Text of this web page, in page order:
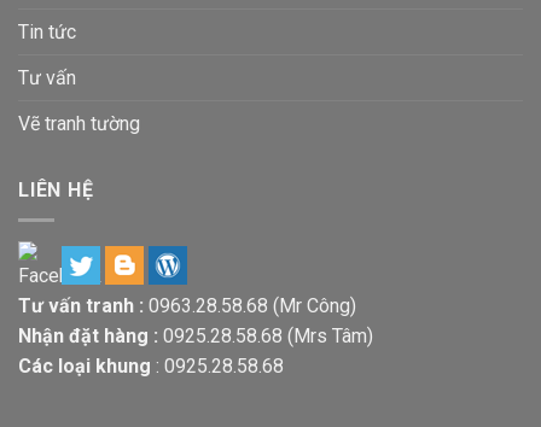
Tin tức
Tư vấn
Vẽ tranh tường
LIÊN HỆ
Tư vấn tranh : 0963.28.58.68 (Mr Công)
Nhận đặt hàng : 0925.28.58.68 (Mrs Tâm)
Các loại khung : 0925.28.58.68